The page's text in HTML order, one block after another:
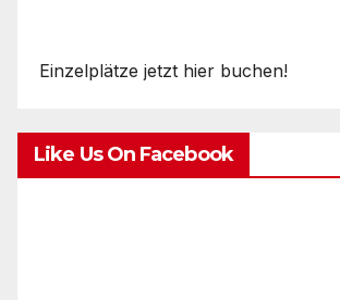
Einzelplätze jetzt hier buchen!
Like Us On Facebook